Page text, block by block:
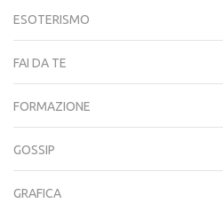
ESOTERISMO
FAI DA TE
FORMAZIONE
GOSSIP
GRAFICA